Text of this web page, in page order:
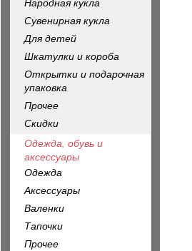
Сувенирная кукла
Для детей
Шкатулки и короба
Открытки и подарочная
упаковка
Прочее
Скидки
Одежда, обувь и
аксессуары
Одежда
Аксессуары
Валенки
Тапочки
Прочее